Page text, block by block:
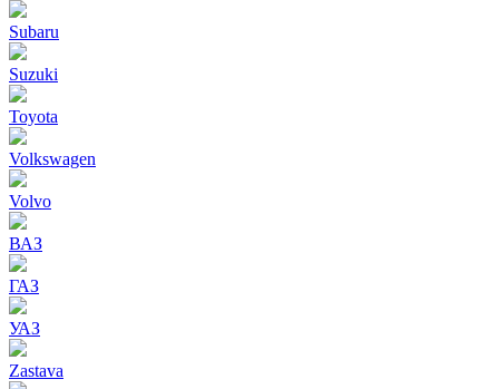
Subaru
Suzuki
Toyota
Volkswagen
Volvo
ВАЗ
ГАЗ
УАЗ
Zastava